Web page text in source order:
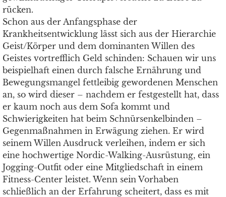
rücken.
Schon aus der Anfangsphase der
Krankheitsentwicklung lässt sich aus der Hierarchie
Geist/Körper und dem dominanten Willen des
Geistes vortrefflich Geld schinden: Schauen wir uns
beispielhaft einen durch falsche Ernährung und
Bewegungsmangel fettleibig gewordenen Menschen
an, so wird dieser – nachdem er festgestellt hat, dass
er kaum noch aus dem Sofa kommt und
Schwierigkeiten hat beim Schnürsenkelbinden –
Gegenmaßnahmen in Erwägung ziehen. Er wird
seinem Willen Ausdruck verleihen, indem er sich
eine hochwertige Nordic-Walking-Ausrüstung, ein
Jogging-Outfit oder eine Mitgliedschaft in einem
Fitness-Center leistet. Wenn sein Vorhaben
schließlich an der Erfahrung scheitert, dass es mit